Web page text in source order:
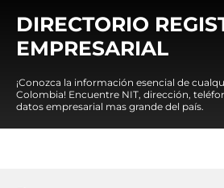
DIRECTORIO
EMPRESARIAL
¡Conozca la información esencial de
Colombia! Encuentre NIT, dirección,
datos empresarial mas grande del país.